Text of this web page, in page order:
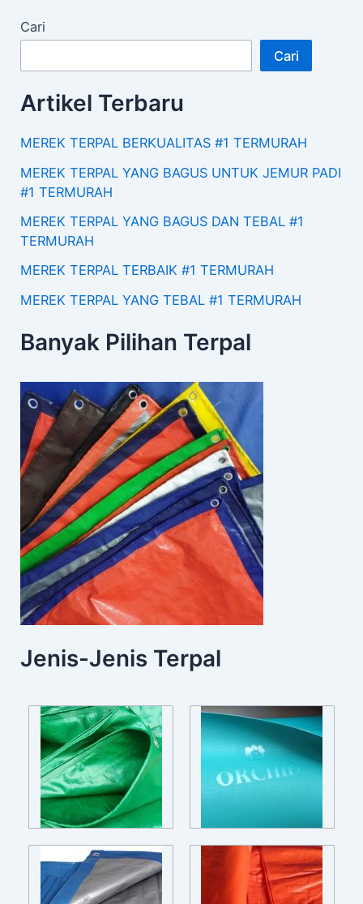
Cari
Cari
Artikel Terbaru
MEREK TERPAL BERKUALITAS #1 TERMURAH
MEREK TERPAL YANG BAGUS UNTUK JEMUR PADI
#1 TERMURAH
MEREK TERPAL YANG BAGUS DAN TEBAL #1
TERMURAH
MEREK TERPAL TERBAIK #1 TERMURAH
MEREK TERPAL YANG TEBAL #1 TERMURAH
Banyak Pilihan Terpal
Jenis-Jenis Terpal